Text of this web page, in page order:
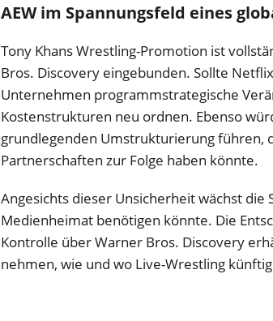
AEW im Spannungsfeld eines
Tony Khans Wrestling-Promotion ist
Bros. Discovery eingebunden. Sollte
Unternehmen programmstrategische
Kostenstrukturen neu ordnen. Ebenso
grundlegenden Umstrukturierung führen,
Partnerschaften zur Folge haben könnte.
Angesichts dieser Unsicherheit wächst die
Medienheimat benötigen könnte. Die
Kontrolle über Warner Bros. Discovery
nehmen, wie und wo Live-Wrestling